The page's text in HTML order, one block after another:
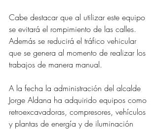
Cabe destacar que al utilizar este equipo
se evitará el rompimiento de las calles.
Además se reducirá el tráfico vehicular
que se genera al momento de realizar los
trabajos de manera manual.
A la fecha la administración del alcalde
Jorge Aldana ha adquirido equipos como
retroexcavadoras, compresores, vehículos
y plantas de energía y de iluminación